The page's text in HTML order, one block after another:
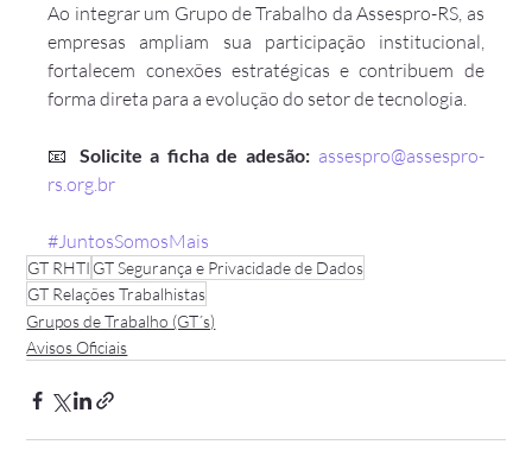
Ao integrar um Grupo de Trabalho da Assespro-RS, as
empresas ampliam sua participação institucional,
fortalecem conexões estratégicas e contribuem de
forma direta para a evolução do setor de tecnologia.
📧 Solicite a ficha de adesão: assespro@assespro-
rs.org.br
#JuntosSomosMais
GT RHTI GT Segurança e Privacidade de Dados
GT Relações Trabalhistas
Grupos de Trabalho (GT´s)
Avisos Oficiais